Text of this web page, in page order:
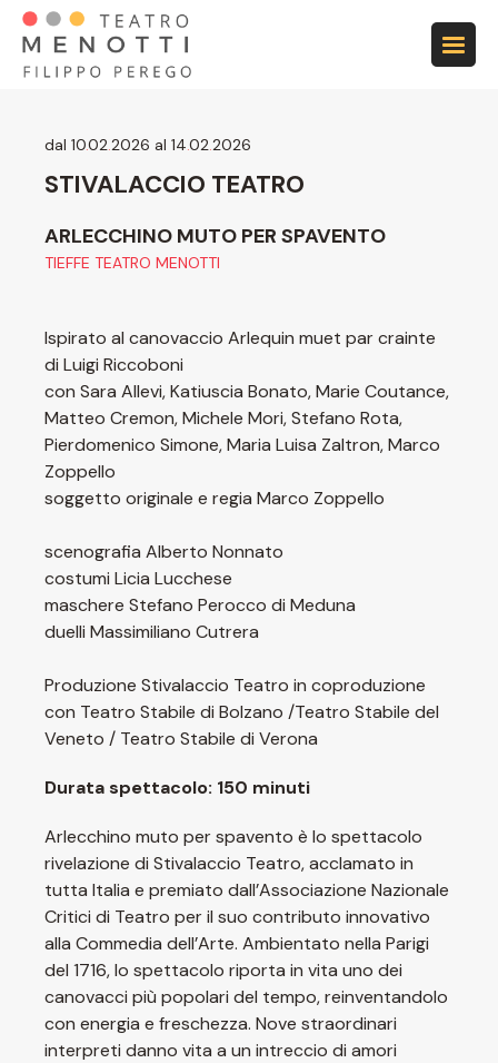
dal 10.02.2026 al 14.02.2026
STIVALACCIO TEATRO
ARLECCHINO MUTO PER SPAVENTO
TIEFFE TEATRO MENOTTI
Ispirato al canovaccio Arlequin muet par crainte
di Luigi Riccoboni
con Sara Allevi, Katiuscia Bonato, Marie Coutance,
Matteo Cremon, Michele Mori, Stefano Rota,
Pierdomenico Simone, Maria Luisa Zaltron, Marco
Zoppello
soggetto originale e regia Marco Zoppello
scenografia Alberto Nonnato
costumi Licia Lucchese
maschere Stefano Perocco di Meduna
duelli Massimiliano Cutrera
Produzione Stivalaccio Teatro in coproduzione
con Teatro Stabile di Bolzano /Teatro Stabile del
Veneto / Teatro Stabile di Verona
Durata spettacolo: 150 minuti
Arlecchino muto per spavento è lo spettacolo
rivelazione di Stivalaccio Teatro, acclamato in
tutta Italia e premiato dall’Associazione Nazionale
Critici di Teatro per il suo contributo innovativo
alla Commedia dell’Arte. Ambientato nella Parigi
del 1716, lo spettacolo riporta in vita uno dei
canovacci più popolari del tempo, reinventandolo
con energia e freschezza. Nove straordinari
interpreti danno vita a un intreccio di amori